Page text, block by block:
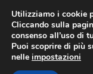
contenuto
Utilizziamo i cookie
Cliccando sulla
consenso all’uso di
Puoi scoprire di più
nelle impostazioni